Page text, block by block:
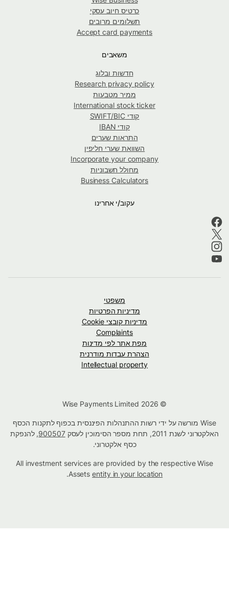
כרטיס חיוב עסקי
תשלומים מרובים
Accept card payments
משאבים
חדשות ובלוג
Research privacy policy
ממיר מטבעות
International stock ticker
קודי SWIFT/BIC
קודי IBAN
התראות שערים
השוואת שערי חליפין
Incorporate your company
מחולל חשבוניות
Business Calculators
עקוב/י אחרינו
משפטי
מדיניות הפרטיות
מדיניות קובצי Cookie
Complaints
מפת אתר לפי מדינות
הצהרת עבדות מודרנית
Intellectual property
Wise מורשה על ידי רשות ההתנהלות הפיננסית בכפוף לתקנות הכסף
האלקטרוני לשנת 2011, תחת מספר הסימוכין לעסק
900507, להנפקת
כסף אלקטרוני.
All investment services are provided by the respective Wise
Assetsentity in your location
.